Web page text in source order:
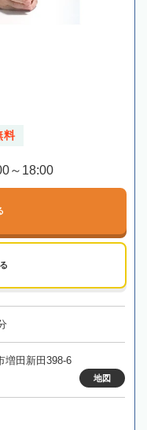
料
～18:00
増田新田398-6
地図